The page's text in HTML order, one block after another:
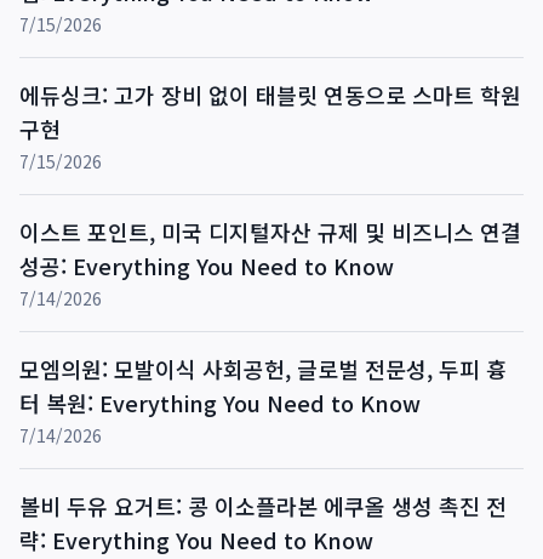
7/15/2026
에듀싱크: 고가 장비 없이 태블릿 연동으로 스마트 학원
구현
7/15/2026
이스트 포인트, 미국 디지털자산 규제 및 비즈니스 연결
성공: Everything You Need to Know
7/14/2026
모엠의원: 모발이식 사회공헌, 글로벌 전문성, 두피 흉
터 복원: Everything You Need to Know
7/14/2026
볼비 두유 요거트: 콩 이소플라본 에쿠올 생성 촉진 전
략: Everything You Need to Know